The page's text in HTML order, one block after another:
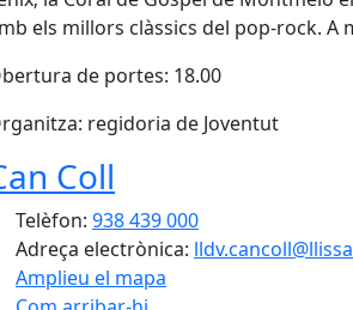
els millors clàssics del pop-rock.
de portes: 18.00
regidoria de Joventut
Coll
Telèfon: 938 439 000
Adreça electrònica:
Amplieu el mapa